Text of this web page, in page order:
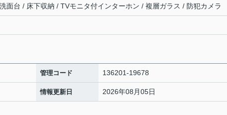
面台 / 床下収納 / TVモニタ付インターホン / 複層ガラス / 防犯カメラ
管理コード 136201-19678
情報更新日 2026年08月05日